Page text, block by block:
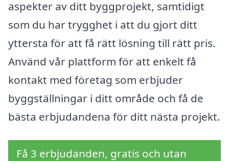
aspekter av ditt byggprojekt, samtidigt
som du har trygghet i att du gjort ditt
yttersta för att få rätt lösning till rätt pris.
Använd vår plattform för att enkelt få
kontakt med företag som erbjuder
byggställningar i ditt område och få de
bästa erbjudandena för ditt nästa projekt.
Få 3 erbjudanden, gratis och utan